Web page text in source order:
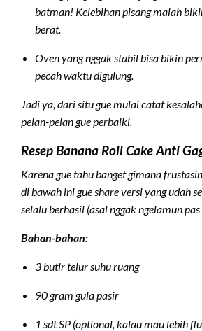
batman! Kelebihan pisang malah
berat.
Oven yang nggak stabil bisa bikin
pecah waktu digulung.
Jadi ya, dari situ gue mulai catat
pelan-pelan gue perbaiki.
Resep Banana Roll Cake Anti
Karena gue tahu banget gimana
di bawah ini gue share versi yang udah
selalu berhasil (asal nggak ngelamun
Bahan-bahan:
3 butir telur suhu ruang
90 gram gula pasir
1 sdt SP (optional, kalau mau lebih